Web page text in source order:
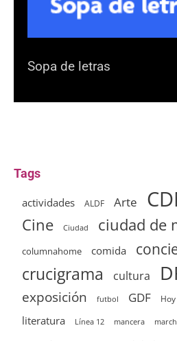
Sopa de letras
Tags
actividades ALDF Arte
Cine Ciudad ciudad de
columnahome comida
crucigrama cultura
exposición futbol GDF
literatura Línea 12 mancera